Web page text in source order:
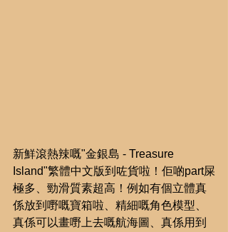
新鮮滾熱辣嘅"金銀島 - Treasure
Island"繁體中文版到咗貨啦！佢啲part屎
極多、勁滑質素超高！例如有個立體真
係放到嘢嘅寶箱啦、精細嘅角色模型、
真係可以畫嘢上去嘅航海圖、真係用到